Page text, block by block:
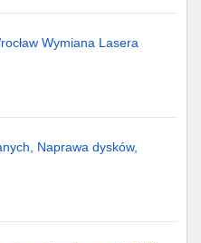
Wymiana Lasera
Naprawa dysków,